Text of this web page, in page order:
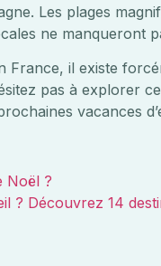
Les plages
ne manqueront
France, il existe
pas à explorer
vacances
Noël ?
? Découvrez 14